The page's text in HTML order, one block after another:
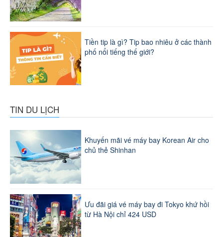
Tiền tip là gì? Tip bao nhiêu ở các thành
phố nổi tiếng thế giới?
TIN DU LỊCH
Khuyến mãi vé máy bay Korean Air cho
chủ thẻ Shinhan
Ưu đãi giá vé máy bay đi Tokyo khứ hồi
từ Hà Nội chỉ 424 USD